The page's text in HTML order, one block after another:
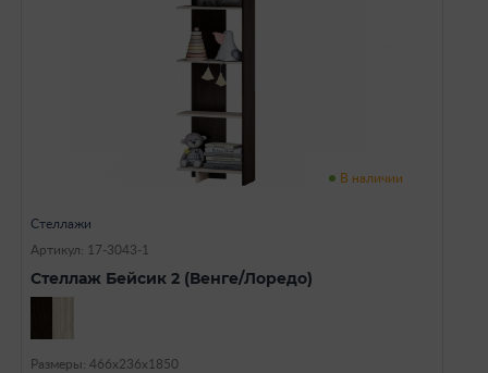
В наличии
Стеллажи
Артикул: 17-3043-1
Стеллаж Бейсик 2 (Венге/Лоредо)
Размеры: 466х236х1850